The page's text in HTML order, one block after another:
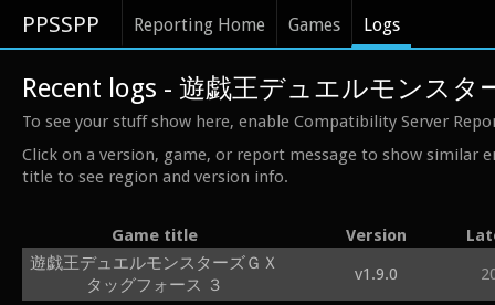
PPSSPP Reporting Home Games Logs
Recent logs - 遊戯王デュエルモンス
To see your stuff show here, enable Compatibility Server
Click on a version, game, or report message to show similar
title to see region and version info.
Game title Version
遊戯王デュエルモンスターズＧＸ
タッグフォース ３
v1.9.0